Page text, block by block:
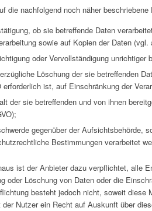
die nachfolgend noch näher
ob sie betreffende Daten
sowie auf Kopien der Daten (vgl.
oder Vervollständigung
Löschung der sie betreffenden
erforderlich ist, auf Einschränkung der
der sie betreffenden und von ihnen
gegenüber der Aufsichtsbehörde,
Bestimmungen verarbeitet
ist der Anbieter dazu verpflichtet, alle
oder Löschung von Daten oder die
besteht jedoch nicht, soweit
Nutzer ein Recht auf Auskunft über